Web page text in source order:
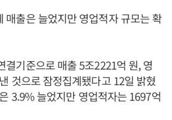
매출은 늘었지만 영업적자 규모는 확
결기준으로 매출 5조2221억 원, 영
것으로 잠정집계됐다고 12일 밝혔
3.9% 늘었지만 영업적자는 1697억